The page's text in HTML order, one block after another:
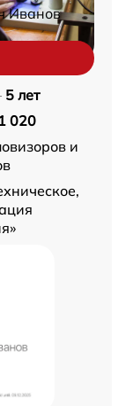
Иванов
5 лет
1 020
и